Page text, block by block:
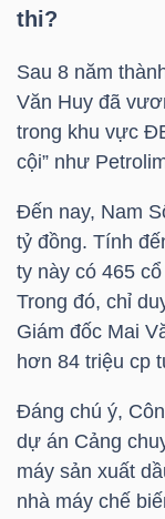
thi?
Sau 8 năm
Văn Huy đã
trong khu vực
cội” như
Đến nay, Nam
tỷ đồng. Tính
ty này có 465
Trong đó, chỉ
Giám đốc Mai
hơn 84 triệu cp
Đáng chú ý,
dự án Cảng
máy sản xuất
nhà máy chế
CHĂM
SÓC
KHỎE
TÀI
CHÍNH
CÔNG